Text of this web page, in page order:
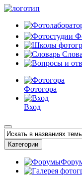
Фотогора
Вход
Категории